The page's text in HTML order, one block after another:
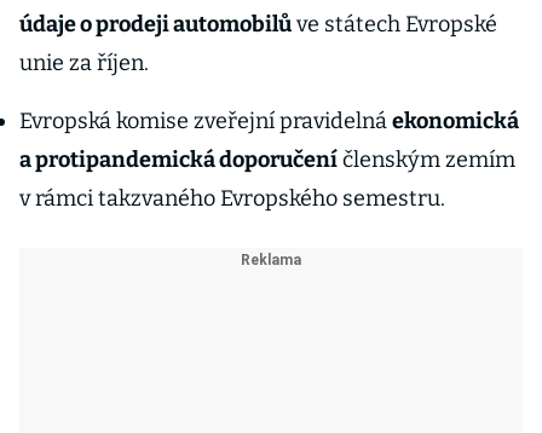
údaje o prodeji automobilůve státech Evropské
unie za říjen.
Evropská komise zveřejní pravidelnáekonomická
a protipandemická doporučeníčlenským zemím
v rámci takzvaného Evropského semestru.